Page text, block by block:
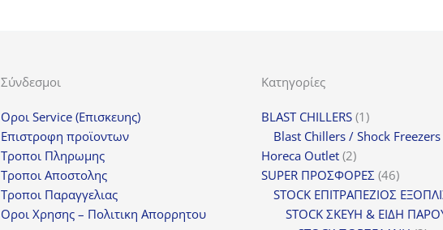
Σύνδεσμοι
Οροι Service (Επισκευης)
Επιστροφη προϊοντων
Τροποι Πληρωμης
Τροποι Αποστολης
Τροποι Παραγγελιας
Οροι Χρησης – Πολιτικη Απορρητου
Κατηγορίες
BLAST CHILLERS 11
προϊόν
Blast Chillers / Shock Freezers
Horeca Outlet 22
προϊόντα
SUPER ΠΡΟΣΦΟΡΕΣ 4646
STOCK ΕΠΙΤΡΑΠΕΖΙΟΣ
STOCK ΣΚΕΥΗ & ΕΙΔΗ